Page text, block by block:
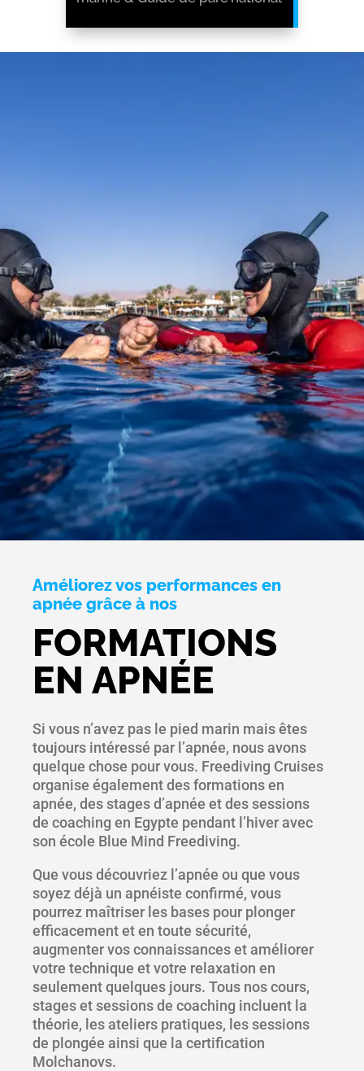
Améliorez vos performances en
apnée grâce à nos
FORMATIONS
EN APNÉE
Si vous n’avez pas le pied marin mais êtes
toujours intéressé par l’apnée, nous avons
quelque chose pour vous. Freediving Cruises
organise également des formations en
apnée, des stages d’apnée et des sessions
de coaching en Egypte pendant l’hiver avec
son école Blue Mind Freediving.
Que vous découvriez l’apnée ou que vous
soyez déjà un apnéiste confirmé, vous
pourrez maîtriser les bases pour plonger
efficacement et en toute sécurité,
augmenter vos connaissances et améliorer
votre technique et votre relaxation en
seulement quelques jours. Tous nos cours,
stages et sessions de coaching incluent la
théorie, les ateliers pratiques, les sessions
de plongée ainsi que la certification
Molchanovs.